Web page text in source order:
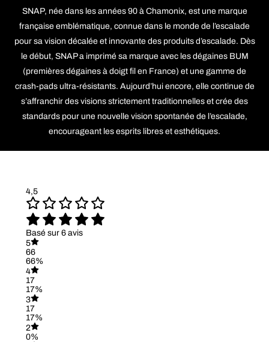
SNAP, née dans les années 90 à Chamonix, est une marque
française emblématique, connue dans le monde de l’escalade
pour sa vision décalée et innovante des produits d’escalade. Dès
le début, SNAP a imprimé sa marque avec les dégaines BUM
(premières dégaines à doigt fil en France) et une gamme de
crash-pads ultra-résistants. Aujourd’hui encore, elle continue de
s’affranchir des visions strictement traditionnelles et crée des
standards pour une nouvelle vision spontanée de l’escalade,
encourageant les esprits libres et esthétiques.
4,5
Basé sur 6 avis
5
66
66%
4
17
17%
3
17
17%
2
0%